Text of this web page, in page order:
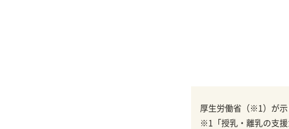
厚生労働省（※1）が示
※1「授乳・離乳の支援